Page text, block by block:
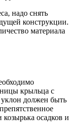
надо снять
конструкции.
материала
крыльца с
уклон должен быть
козырька осадков и